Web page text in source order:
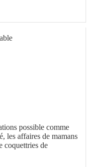
possible comme
les affaires de mamans
coquettries de